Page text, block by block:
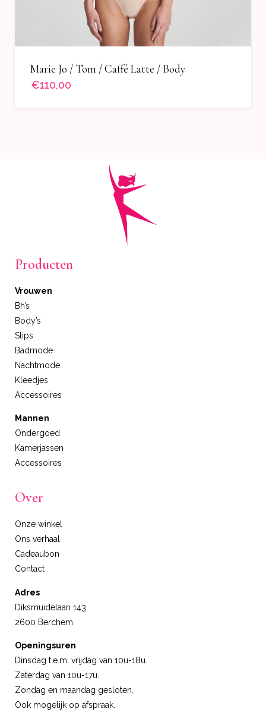
Marie Jo / Tom / Caffé Latte / Body
€110,00
Producten
Vrouwen
Bh’s
Body’s
Slips
Badmode
Nachtmode
Kleedjes
Accessoires
Mannen
Ondergoed
Kamerjassen
Accessoires
Over
Onze winkel
Ons verhaal
Cadeaubon
Contact
Adres
Diksmuidelaan 143
2600 Berchem
Openingsuren
Dinsdag t.e.m. vrijdag van 10u-18u.
Zaterdag van 10u-17u.
Zondag en maandag gesloten.
Ook mogelijk op afspraak.